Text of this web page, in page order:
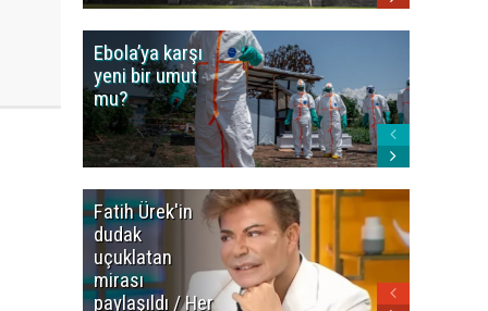
Ebola’ya karşı
yeni bir umut
mu?
Fatih Ürek'in
dudak
uçuklatan
mirası
paylaşıldı / Her